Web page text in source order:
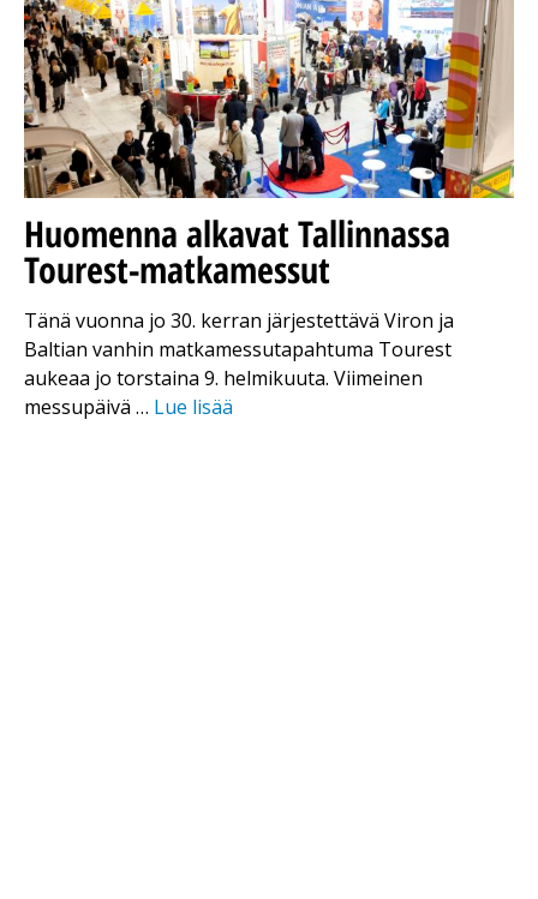
Huomenna alkavat Tallinnassa
Tourest-matkamessut
Tänä vuonna jo 30. kerran järjestettävä Viron ja
Baltian vanhin matkamessutapahtuma Tourest
aukeaa jo torstaina 9. helmikuuta. Viimeinen
messupäivä … Lue lisää